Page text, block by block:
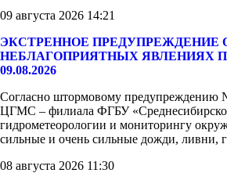
09 августа 2026 14:21
ЭКСТРЕННОЕ ПРЕДУПРЕЖДЕНИЕ
НЕБЛАГОПРИЯТНЫХ ЯВЛЕНИЯХ
09.08.2026
Согласно штормовому предупреждению
ЦГМС – филиала ФГБУ
гидрометеорологии и мониторингу
сильные и очень сильные дожди, ливни,
08 августа 2026 11:30